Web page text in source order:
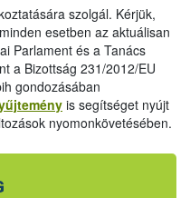
szolgál. Kérjük,
esetben az aktuálisan
Parlament és a Tanács
a Bizottság 231/2012/EU
gondozásában
is segítséget nyújt
nyomonkövetésében.